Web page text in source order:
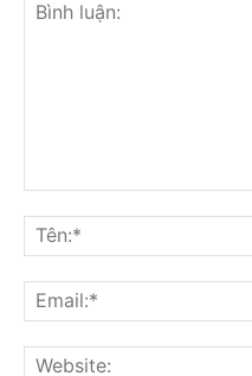
luận: